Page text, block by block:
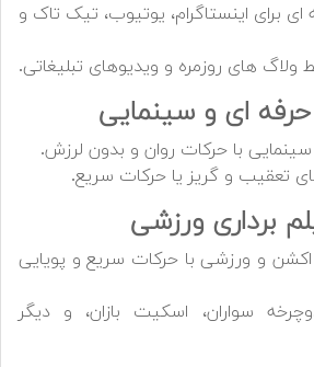
ای برای اینستاگرام، یوتیوب، تیک تاک و
های روزمره و ویدیوهای تبلیغاتی.
حرفه ای و سینمایی
با حرکات روان و بدون لرزش.
تعقیب و گریز یا حرکات سریع.
برداری ورزشی
و ورزشی با حرکات سریع و پویایی
سواران، اسکیت بازان، و دیگر